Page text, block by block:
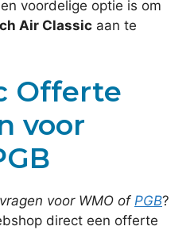
voordelige optie is om
Air Classic aan te
Offerte
voor
voor WMO of PGB?
direct een offerte